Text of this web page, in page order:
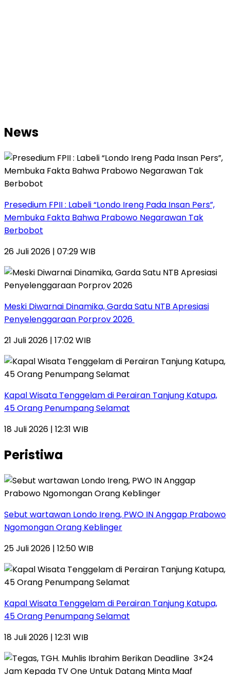
News
Presedium FPII : Labeli “Londo Ireng Pada Insan Pers”,
Membuka Fakta Bahwa Prabowo Negarawan Tak
Berbobot
26 Juli 2026 | 07:29 WIB
Meski Diwarnai Dinamika, Garda Satu NTB Apresiasi
Penyelenggaraan Porprov 2026 ‎
21 Juli 2026 | 17:02 WIB
Kapal Wisata Tenggelam di Perairan Tanjung Katupa,
45 Orang Penumpang Selamat
18 Juli 2026 | 12:31 WIB
Peristiwa
Sebut wartawan Londo Ireng, PWO IN Anggap Prabowo
Ngomongan Orang Keblinger
25 Juli 2026 | 12:50 WIB
Kapal Wisata Tenggelam di Perairan Tanjung Katupa,
45 Orang Penumpang Selamat
18 Juli 2026 | 12:31 WIB